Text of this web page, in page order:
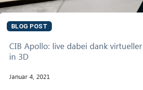
BLOG POST
CIB Apollo: live dabei dank
in 3D
Januar 4, 2021